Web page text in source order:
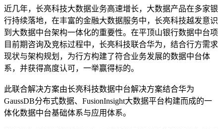
近几年，长亮科技大数据业务高速增长，大数据产品在多家银
行持续落地，在丰富的金融大数据服务中，长亮科技越发意识
到大数据中台架构一体化的重要性。在平顶山银行数据中台项
目前期咨询及竞标过程中，长亮科技联合华为，结合行方需求
现状与架构规划，为行方构建了符合业务发展的数据中台体
系，并获得高度认可，一举赢得标的。
此联合解决方案由长亮科技数据中台解决方案结合华为
GaussDB分布式数据、FusionInsight大数据平台构建而成的一
体化数据中台基础体系与应用体系。